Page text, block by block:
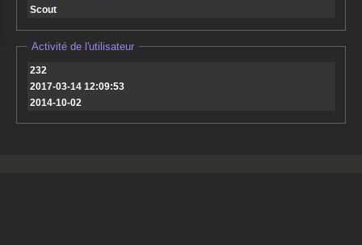
Scout
Activité de l'utilisateur
232
2017-03-14 12:09:53
2014-10-02